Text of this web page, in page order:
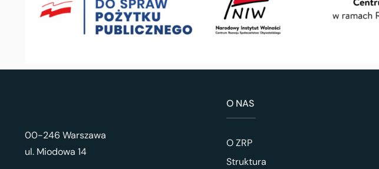
00-246 Warszawa
ul. Miodowa 14
O NAS
O ZRP
Struktura